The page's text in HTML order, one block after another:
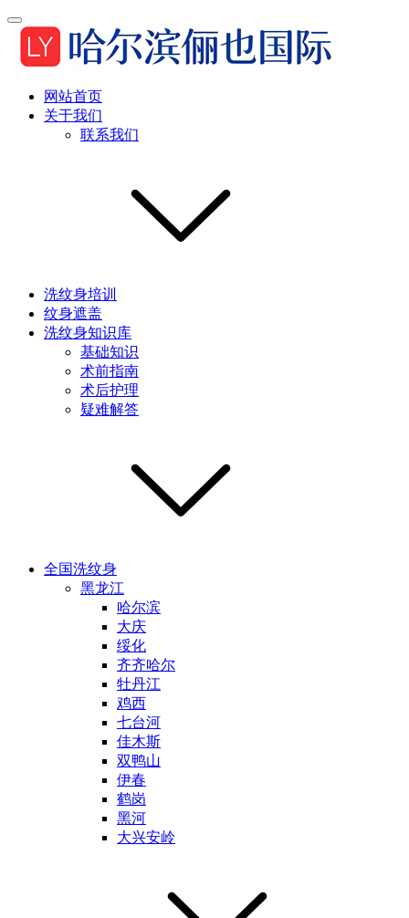
网站首页
关于我们
联系我们
洗纹身培训
纹身遮盖
洗纹身知识库
基础知识
术前指南
术后护理
疑难解答
全国洗纹身
黑龙江
哈尔滨
大庆
绥化
齐齐哈尔
牡丹江
鸡西
七台河
佳木斯
双鸭山
伊春
鹤岗
黑河
大兴安岭